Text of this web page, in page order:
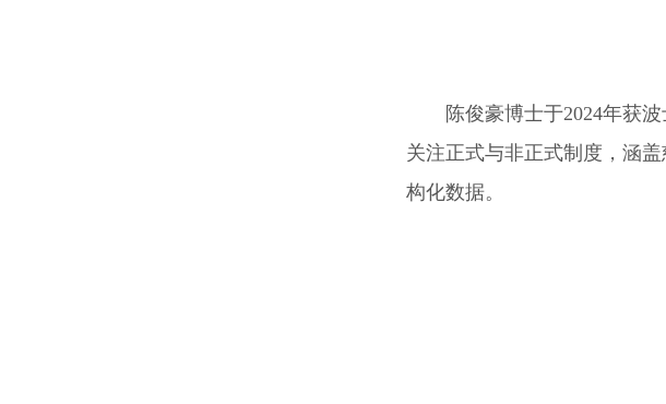
陈俊豪博士于2024年获
关注正式与非正式制度，涵
构化数据。